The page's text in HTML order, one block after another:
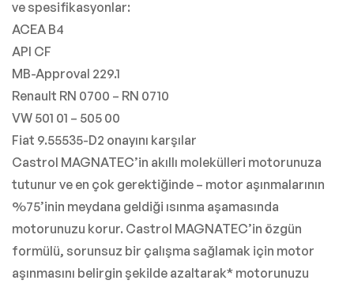
ve spesifikasyonlar:
ACEA B4
API CF
MB-Approval 229.1
Renault RN 0700 – RN 0710
VW 501 01 – 505 00
Fiat 9.55535-D2 onayını karşılar
Castrol MAGNATEC’in akıllı molekülleri motorunuza
tutunur ve en çok gerektiğinde – motor aşınmalarının
%75’inin meydana geldiği ısınma aşamasında
motorunuzu korur. Castrol MAGNATEC’in özgün
formülü, sorunsuz bir çalışma sağlamak için motor
aşınmasını belirgin şekilde azaltarak* motorunuzu